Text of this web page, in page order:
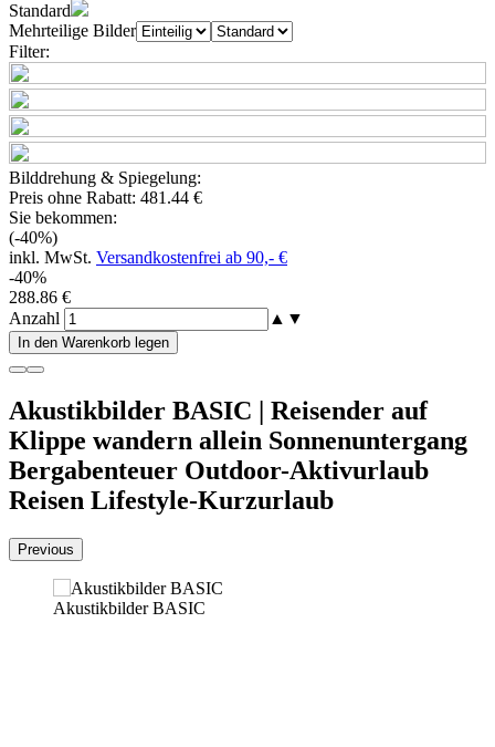
Standard
Mehrteilige Bilder
Filter:
Bilddrehung & Spiegelung:
Preis ohne Rabatt: 481.44 €
Sie bekommen:
(-40%)
inkl. MwSt. Versandkostenfrei ab 90,- €
-40%
288.86 €
Anzahl
▲ ▼
In den Warenkorb legen
Akustikbilder BASIC | Reisender auf
Klippe wandern allein Sonnenuntergang
Bergabenteuer Outdoor-Aktivurlaub
Reisen Lifestyle-Kurzurlaub
Previous
Akustikbilder BASIC